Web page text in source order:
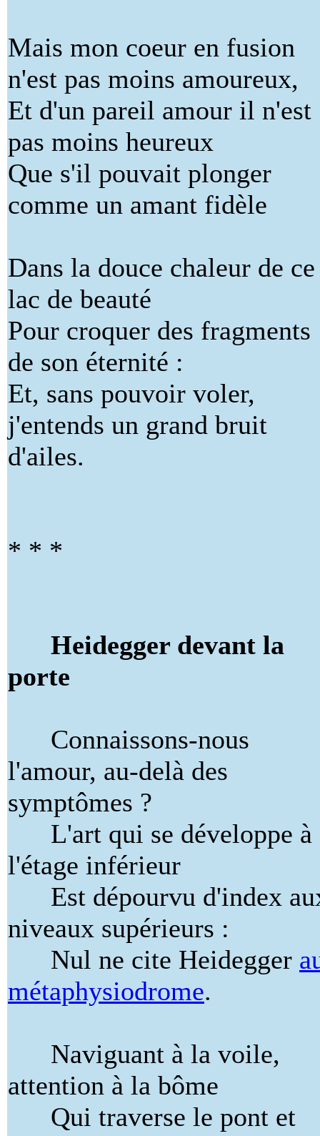
Mais mon coeur en fusion
n'est pas moins amoureux,
Et d'un pareil amour il n'est
pas moins heureux
Que s'il pouvait plonger
comme un amant fidèle
Dans la douce chaleur de ce
lac de beauté
Pour croquer des fragments
de son éternité :
Et, sans pouvoir voler,
j'entends un grand bruit
d'ailes.
* * *
Heidegger devant la
porte
Connaissons-nous
l'amour, au-delà des
symptômes ?
L'art qui se développe à
l'étage inférieur
Est dépourvu d'index
niveaux supérieurs :
Nul ne cite Heidegger
métaphysiodrome.
Naviguant à la voile,
attention à la bôme
Qui traverse le pont et